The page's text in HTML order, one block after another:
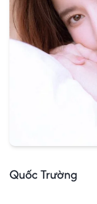
Quốc Trường